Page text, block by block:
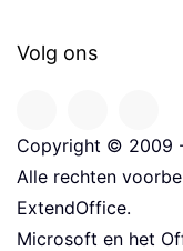
Volg ons
Copyright © 2009
Alle rechten
ExtendOffice.
Microsoft en het